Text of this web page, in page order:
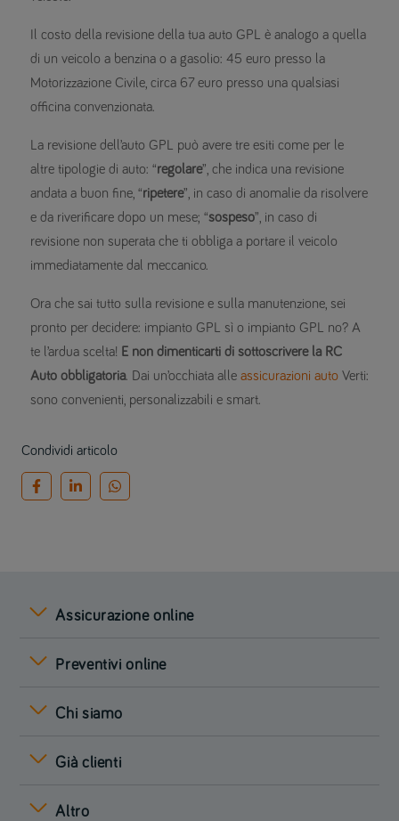
Il costo della revisione della tua auto GPL è analogo a quella
di un veicolo a benzina o a gasolio: 45 euro presso la
Motorizzazione Civile, circa 67 euro presso una qualsiasi
officina convenzionata.
La revisione dell’auto GPL può avere tre esiti come per le
altre tipologie di auto: “regolare”, che indica una revisione
andata a buon fine, “ripetere”, in caso di anomalie da risolvere
e da riverificare dopo un mese; “sospeso”, in caso di
revisione non superata che ti obbliga a portare il veicolo
immediatamente dal meccanico.
Ora che sai tutto sulla revisione e sulla manutenzione, sei
pronto per decidere: impianto GPL sì o impianto GPL no? A
te l’ardua scelta! E non dimenticarti di sottoscrivere la RC
Auto obbligatoria. Dai un’occhiata alle assicurazioni auto Verti:
sono convenienti, personalizzabili e smart.
Condividi articolo
Assicurazione online
Preventivi online
Chi siamo
Già clienti
Altro